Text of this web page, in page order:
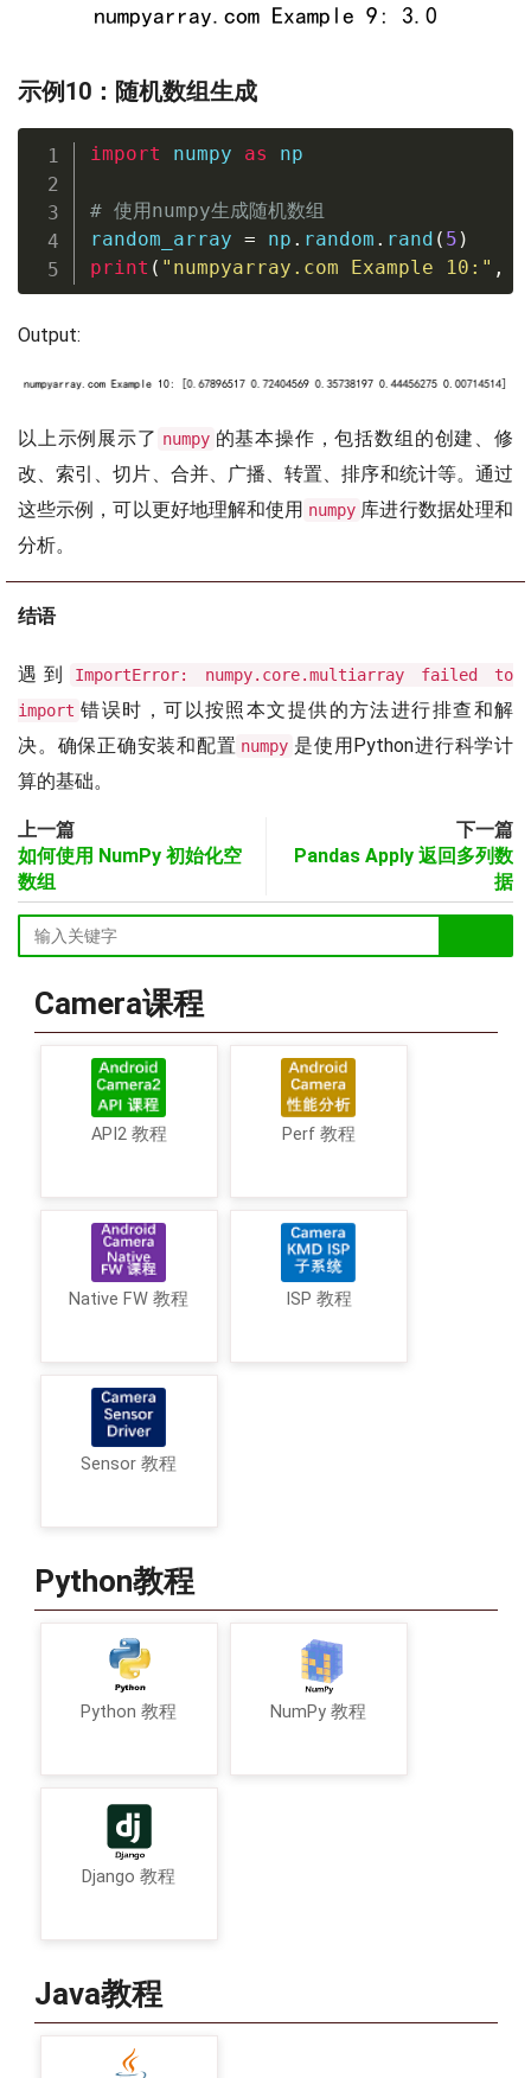
示例10：随机数组生成
import numpy as np
# 使用numpy生成随机数组
random_array = np . random . rand ( 5 )
print ( "numpyarray.com Example 10:" ,
Output:
以上示例展示了 numpy 的基本操作，包括数组的创建、修
改、索引、切片、合并、广播、转置、排序和统计等。通过
这些示例，可以更好地理解和使用 numpy 库进行数据处理和
分析。
结语
遇到
ImportError: numpy.core.multiarray failed to
import 错误时，可以按照本文提供的方法进行排查和解
决。确保正确安装和配置 numpy 是使用Python进行科学计
算的基础。
上一篇
如何使用 NumPy 初始化空
数组
下一篇
Pandas Apply 返回多列数
据
Camera课程
API2 教程 Perf 教程
Native FW 教程 ISP 教程
Sensor 教程
Python教程
Python 教程 NumPy 教程
Django 教程
Java教程